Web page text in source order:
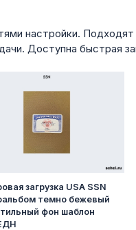
настройки. Подходят
Доступна быстрая
загрузка USA SSN
темно бежевый
фон шаблон